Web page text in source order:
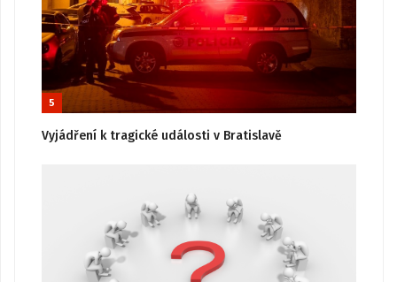
5
Vyjádření k tragické události v Bratislavě